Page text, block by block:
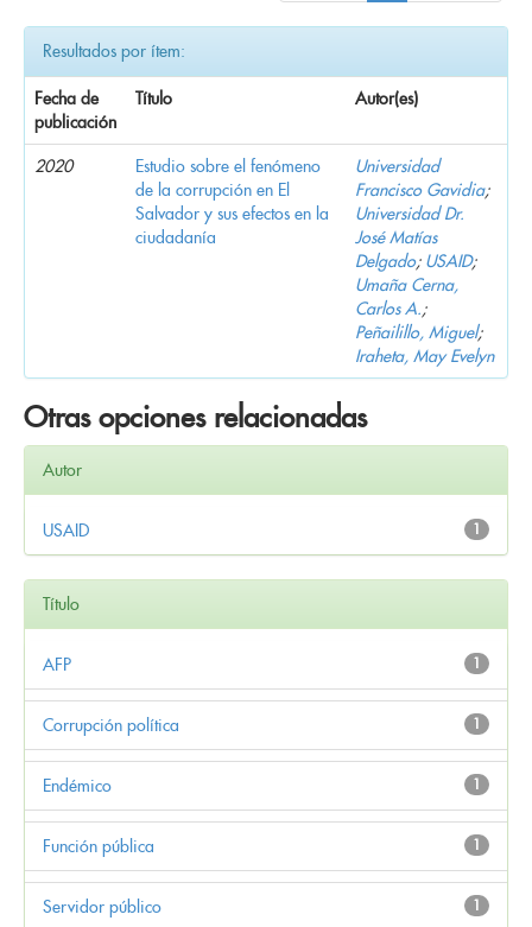
Resultados por ítem:
Fecha de
publicación
Título Autor(es)
2020
Estudio sobre el fenómeno
de la corrupción en El
Salvador y sus efectos en la
ciudadanía
Universidad
Francisco Gavidia;
Universidad Dr.
José Matías
Delgado; USAID;
Umaña Cerna,
Carlos A.;
Peñailillo, Miguel;
Iraheta, May Evelyn
Otras opciones relacionadas
Autor
1
USAID
Título
1
AFP
1
Corrupción política
1
Endémico
1
Función pública
1
Servidor público